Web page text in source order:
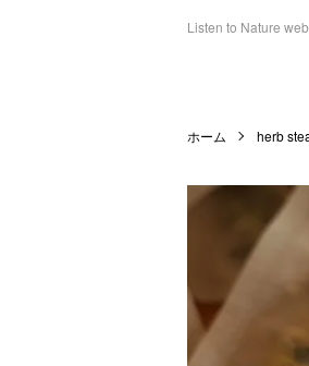
Listen to Nature
ホーム herb